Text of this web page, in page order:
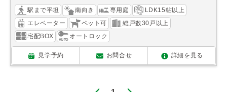
駅まで平坦 南向き 専用庭
LDK15帖以上
エレベーター
ペット可
総戸数30戸以上
宅配BOX
オートロック
見学予約 お問合せ 詳細を見る